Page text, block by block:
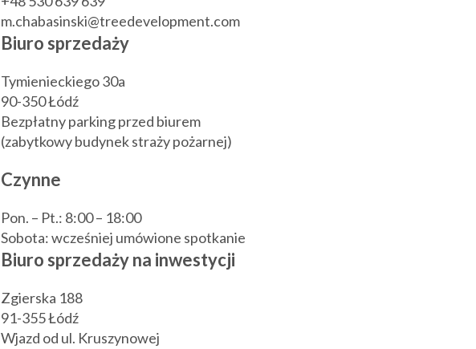
m.chabasinski@treedevelopment.com
Biuro sprzedaży
Tymienieckiego 30a
90-350 Łódź
Bezpłatny parking przed biurem
(zabytkowy budynek straży pożarnej)
Czynne
Pon. – Pt.: 8:00 – 18:00
Sobota: wcześniej umówione spotkanie
Biuro sprzedaży na inwestycji
Zgierska 188
91-355 Łódź
Wjazd od ul. Kruszynowej